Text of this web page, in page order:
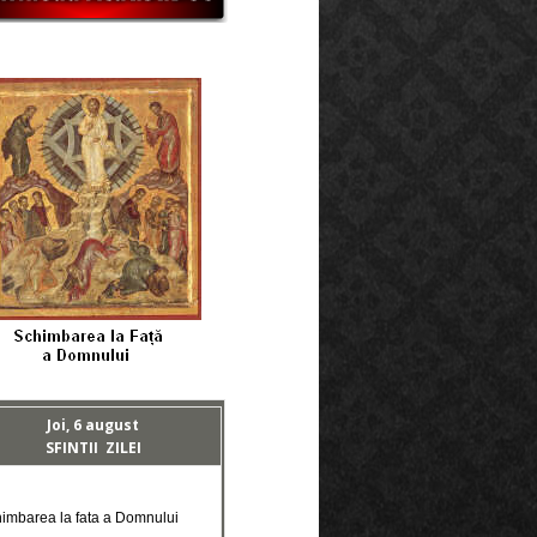
Joi, 6 august
SFINTII ZILEI
la fata a Domnului